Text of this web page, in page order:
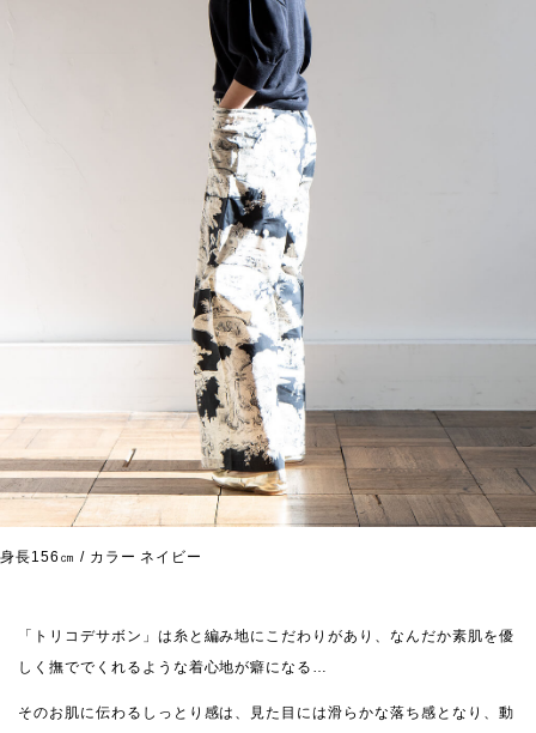
身長156㎝ / カラー ネイビー
「トリコデサボン」は糸と編み地にこだわりがあり、なんだか素肌を優
しく撫ででくれるような着心地が癖になる…
そのお肌に伝わるしっとり感は、見た目には滑らかな落ち感となり、動